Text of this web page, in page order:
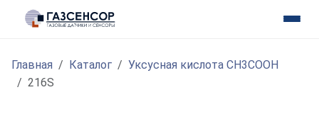
Главная Каталог
Уксусная кислота CH3COOH
216S